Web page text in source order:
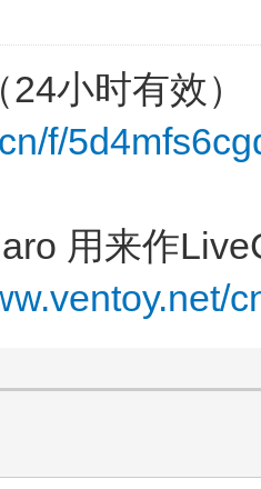
小时有效）
f/
用来作